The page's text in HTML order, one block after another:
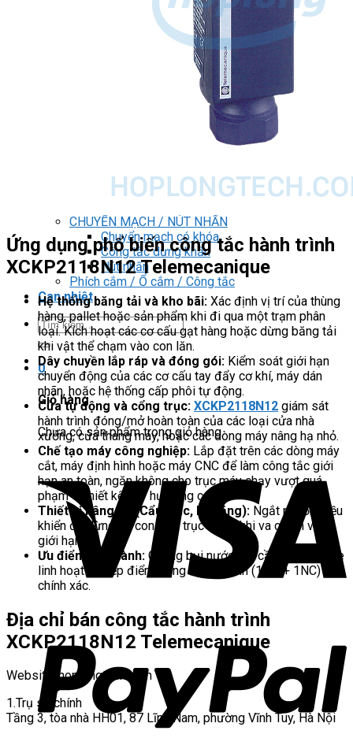
DRIVER / MOTOR SERVO
Đèn báo panel tròn
Đèn báo tháp
CHUYỂN MẠCH / NÚT NHẤN
Chuyển mạch có khóa
Công tắc dừng khẩn
Nút nhấn
Phích cắm / Ổ cắm / Công tắc
Can nhiệt
Tìm
kiếm:
0
Giỏ hàng
Chưa có sản phẩm trong giỏ hàng.
Ứng dụng phổ biến công tắc hành trình
XCKP2118N12 Telemecanique
Hệ thống băng tải và kho bãi: Xác định vị trí của thùng
hàng, pallet hoặc sản phẩm khi đi qua một trạm phân
loại. Kích hoạt các cơ cấu gạt hàng hoặc dừng băng tải
khi vật thể chạm vào con lăn.
Dây chuyền lắp ráp và đóng gói: Kiểm soát giới hạn
chuyển động của các cơ cấu tay đẩy cơ khí, máy dán
nhãn, hoặc hệ thống cấp phôi tự động.
Cửa tự động và cổng trục: XCKP2118N12 giám sát
hành trình đóng/mở hoàn toàn của các loại cửa nhà
xưởng, cửa thang máy, hoặc các dòng máy nâng hạ nhỏ.
Chế tạo máy công nghiệp: Lắp đặt trên các dòng máy
cắt, máy định hình hoặc máy CNC để làm công tắc giới
hạn an toàn, ngăn không cho trục máy chạy vượt quá
phạm vi thiết kế gây hư hỏng cơ cấu
Thiết bị nâng hạ (Cẩu trục, Pa-lăng): Ngắt nguồn điều
khiển để dừng xe con/cầu trục trước khi va chạm vách
giới hạn.
Ưu điểm vận hành: Chống bụi nước tốt, cần gạt bánh xe
linh hoạt và tiếp điểm đóng ngắt nhanh (1NO + 1NC)
chính xác.
Địa chỉ bán công tắc hành trình
XCKP2118N12 Telemecanique
Website: hoplongtech.com
1.Trụ sở chính
Tầng 3, tòa nhà HH01, 87 Lĩnh Nam, phường Vĩnh Tuy, Hà Nội